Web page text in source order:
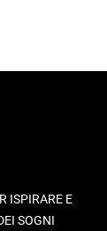
ISPIRARE E
SOGNI